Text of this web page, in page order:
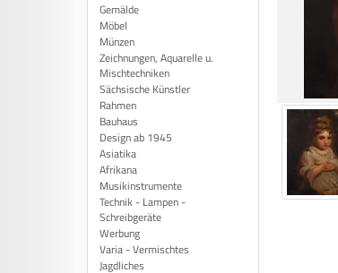
Gemälde
Möbel
Münzen
Zeichnungen, Aquarelle u.
Mischtechniken
Sächsische Künstler
Rahmen
Bauhaus
Design ab 1945
Asiatika
Afrikana
Musikinstrumente
Technik - Lampen -
Schreibgeräte
Werbung
Varia - Vermischtes
Jagdliches